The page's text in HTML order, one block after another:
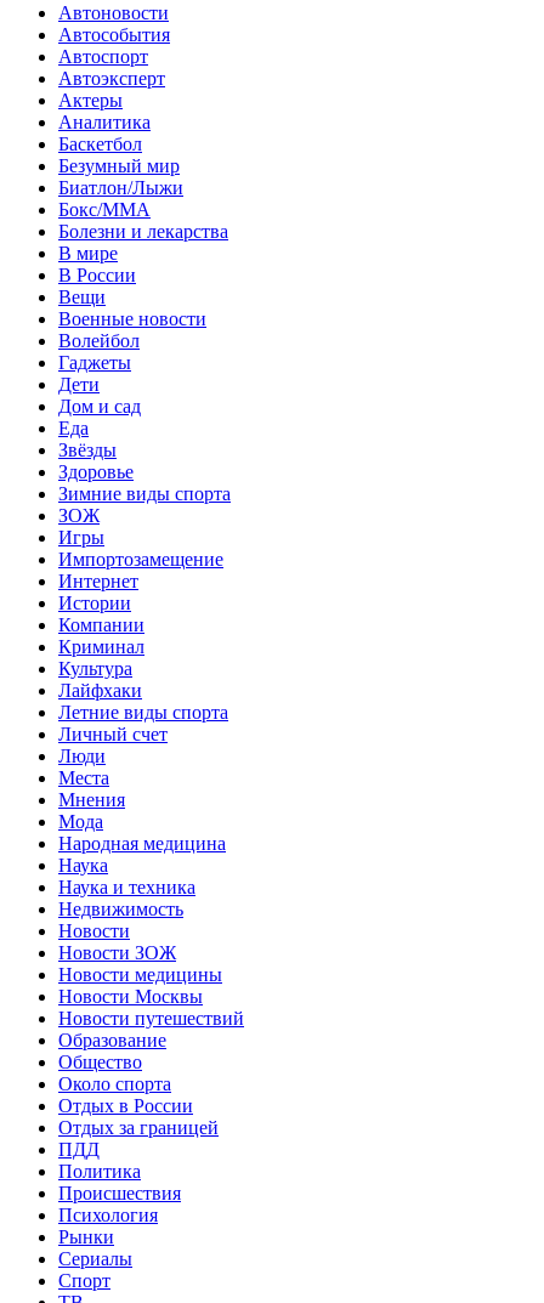
Автоновости
Автособытия
Автоспорт
Автоэксперт
Актеры
Аналитика
Баскетбол
Безумный мир
Биатлон/Лыжи
Бокс/MMA
Болезни и лекарства
В мире
В России
Вещи
Военные новости
Волейбол
Гаджеты
Дети
Дом и сад
Еда
Звёзды
Здоровье
Зимние виды спорта
ЗОЖ
Игры
Импортозамещение
Интернет
Истории
Компании
Криминал
Культура
Лайфхаки
Летние виды спорта
Личный счет
Люди
Места
Мнения
Мода
Народная медицина
Наука
Наука и техника
Недвижимость
Новости
Новости ЗОЖ
Новости медицины
Новости Москвы
Новости путешествий
Образование
Общество
Около спорта
Отдых в России
Отдых за границей
ПДД
Политика
Происшествия
Психология
Рынки
Сериалы
Спорт